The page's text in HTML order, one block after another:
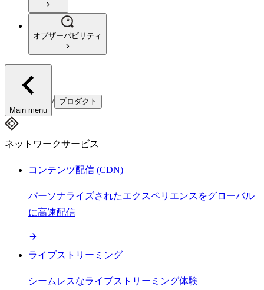
オブザーバビリティ
Main menu
/ プロダクト
ネットワークサービス
コンテンツ配信 (CDN)
パーソナライズされたエクスペリエンスをグローバル
に高速配信
ライブストリーミング
シームレスなライブストリーミング体験